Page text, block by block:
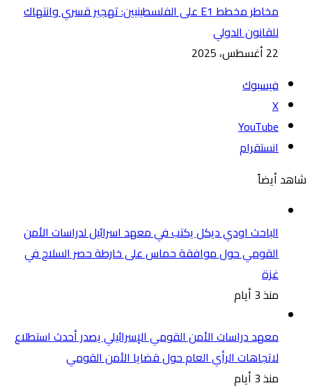
مخاطر مخطط E1 على الفلسطينيين: تهجير قسري وانتهاك
للقانون الدولي
22 أغسطس، 2025
فيسبوك
‫X
‫YouTube
انستقرام
شاهد أيضاً
الباحث اودي ديكل يكتب في معهد اسرائيل لدراسات الأمن
القومي حول موافقة حماس على خارطة حصر السلاح في
غزة
منذ 3 أيام
معهد دراسات الأمن القومي الإسرائيلي يصدر أحدث استطلاع
لاتجاهات الرأي العام حول قضايا الأمن القومي
منذ 3 أيام